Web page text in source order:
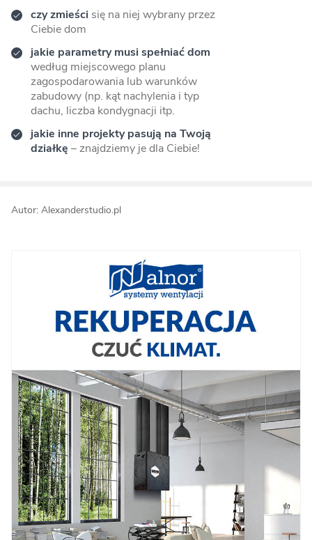
czy zmieści się na niej wybrany przez
Ciebie dom
jakie parametry musi spełniać dom
według miejscowego planu
zagospodarowania lub warunków
zabudowy (np. kąt nachylenia i typ
dachu, liczba kondygnacji itp.
jakie inne projekty pasują na Twoją
działkę – znajdziemy je dla Ciebie!
Autor: Alexanderstudio.pl